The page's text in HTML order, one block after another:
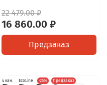
22 479.00 ₽
16 860.00 ₽
Предзаказ
4 кан. EcoLine -25% Предзаказ